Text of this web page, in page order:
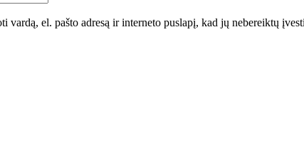
vardą, el. pašto adresą ir interneto puslapį, kad jų nebereiktų